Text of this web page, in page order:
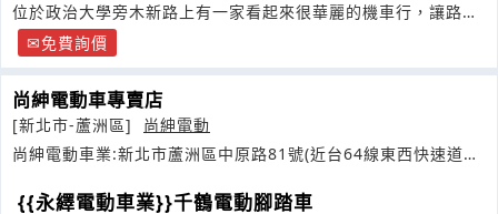
位於政治大學旁木新路上有一家看起來很華麗的機車行，讓路過
的人都不禁會看一眼
免費詢價
尚紳電動車專賣店
[新北市-蘆洲區]
尚紳電動
尚紳電動車業:新北市蘆洲區中原路81號(近台64線東西快速道路
{{永繹電動車業}}千鶴電動腳踏車